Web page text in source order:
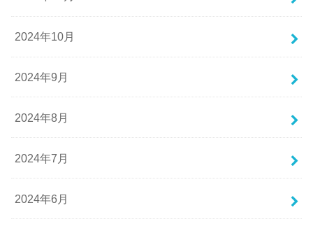
2024年10月
2024年9月
2024年8月
2024年7月
2024年6月